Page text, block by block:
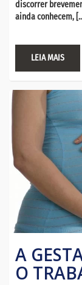
discorrer
ainda conhecem,
LEIA MAIS
A
O